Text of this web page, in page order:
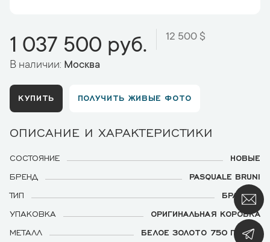
1 037 500 руб. 12 500 $
В наличии: Москва
КУПИТЬ ПОЛУЧИТЬ ЖИВЫЕ ФОТО
ОПИСАНИЕ И ХАРАКТЕРИСТИКИ
СОСТОЯНИЕ
НОВЫЕ
БРЕНД
PASQUALE BRUNI
ТИП
БРАСЛЕТ
УПАКОВКА
ОРИГИНАЛЬНАЯ КОРОБКА
МЕТАЛЛ
БЕЛОЕ ЗОЛОТО 750 ПРОБЫ